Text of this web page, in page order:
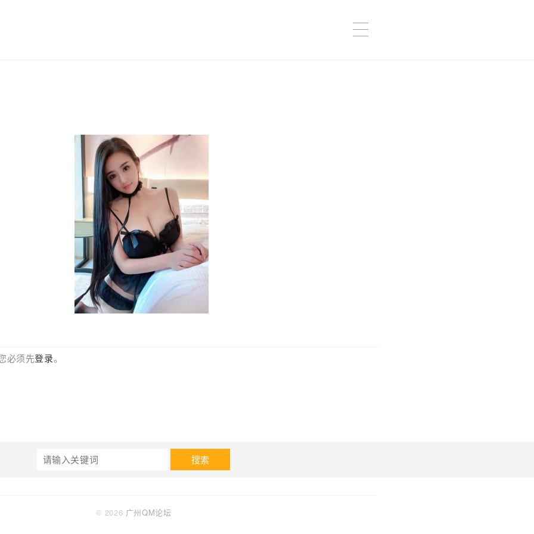
必须先登录。
搜索
© 2026 广州QM论坛